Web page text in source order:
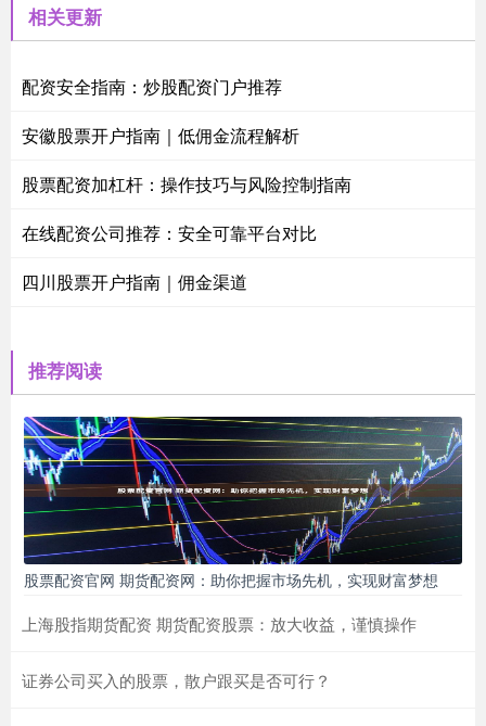
相关更新
配资安全指南：炒股配资门户推荐
安徽股票开户指南｜低佣金流程解析
股票配资加杠杆：操作技巧与风险控制指南
在线配资公司推荐：安全可靠平台对比
四川股票开户指南｜佣金渠道
推荐阅读
股票配资官网 期货配资网：助你把握市场先机，实现财富梦想
上海股指期货配资 期货配资股票：放大收益，谨慎操作
证券公司买入的股票，散户跟买是否可行？